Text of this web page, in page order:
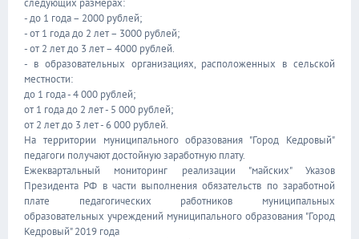
- до 1 года – 2000 рублей;
- от 1 года до 2 лет – 3000 рублей;
- от 2 лет до 3 лет – 4000 рублей.
- в образовательных организациях, расположенных в сельской
местности:
до 1 года - 4 000 рублей;
от 1 года до 2 лет - 5 000 рублей;
от 2 лет до 3 лет - 6 000 рублей.
На территории муниципального образования "Город Кедровый"
педагоги получают достойную заработную плату.
Ежеквартальный мониторинг реализации "майских" Указов
Президента РФ в части выполнения обязательств по заработной
плате педагогических работников муниципальных
образовательных учреждений муниципального образования "Город
Кедровый" 2019 года